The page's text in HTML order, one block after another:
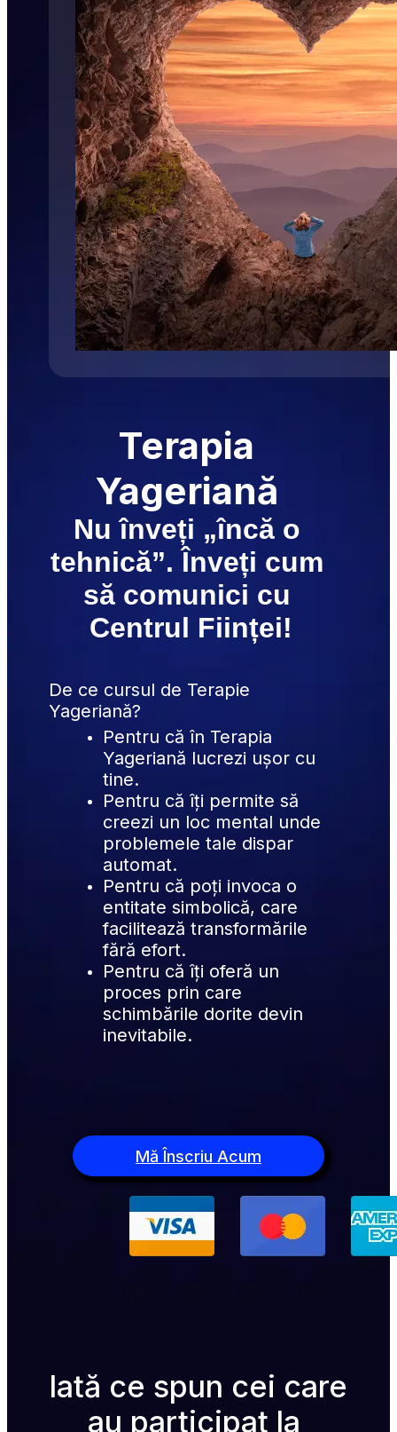
De ce cursul de Terapie
Yageriană?
Pentru că în Terapia
Yageriană lucrezi ușor cu
tine.
Pentru că îți permite să
creezi un loc mental unde
problemele tale dispar
automat.
Pentru că poți invoca o
entitate simbolică, care
facilitează transformările
fără efort.
Pentru că îți oferă un
proces prin care
schimbările dorite devin
inevitabile.
Terapia
Yageriană
Nu înveți „încă o
tehnică”. Înveți cum
să comunici cu
Centrul Ființei!
Mă Înscriu Acum
Iată ce spun cei care
au participat la